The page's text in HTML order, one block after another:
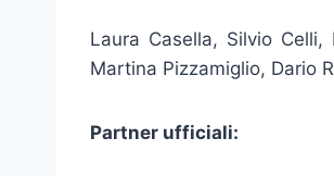
Laura Casella, Silvio
Martina Pizzamiglio, Dario
Partner ufficiali: